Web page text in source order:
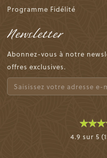
Programme Fidélité
Newsletter
Abonnez-vous à notre
offres exclusives.
4.9 sur 5